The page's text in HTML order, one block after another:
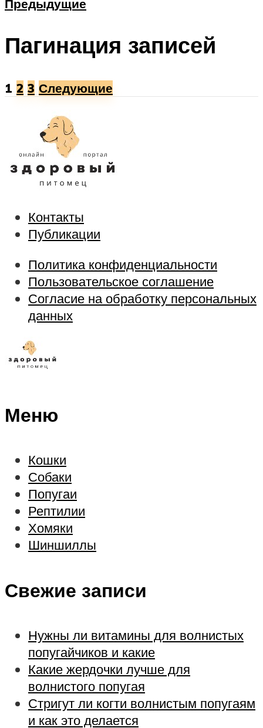
Предыдущие
Пагинация записей
1 2 3 Следующие
Контакты
Публикации
Политика конфиденциальности
Пользовательское соглашение
Согласие на обработку персональных
данных
Меню
Кошки
Собаки
Попугаи
Рептилии
Хомяки
Шиншиллы
Свежие записи
Нужны ли витамины для волнистых
попугайчиков и какие
Какие жердочки лучше для
волнистого попугая
Стригут ли когти волнистым попугаям
и как это делается